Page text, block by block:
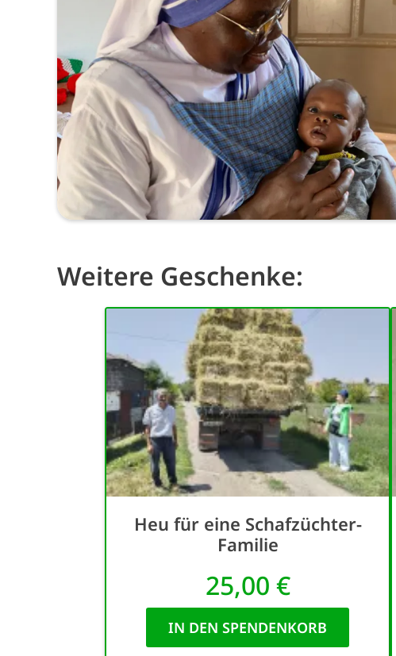
Weitere Geschenke:
Heu für eine Schafzüchter-
Familie
25,00 €
IN DEN SPENDENKORB